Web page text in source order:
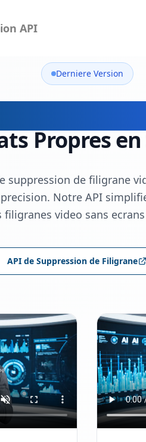
API
Derniere Version
Propres en
suppression de filigrane
Notre API
video sans
API de Suppression de Filigrane